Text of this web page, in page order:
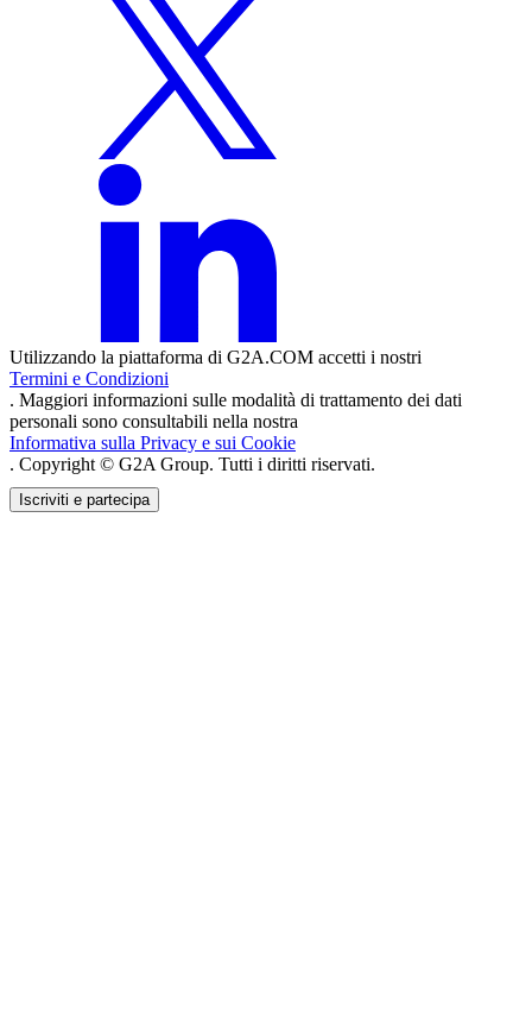
Utilizzando la piattaforma di G2A.COM accetti i nostri
Termini e Condizioni
. Maggiori informazioni sulle modalità di trattamento dei dati
personali sono consultabili nella nostra
Informativa sulla Privacy e sui Cookie
. Copyright © G2A Group. Tutti i diritti riservati.
Iscriviti e partecipa